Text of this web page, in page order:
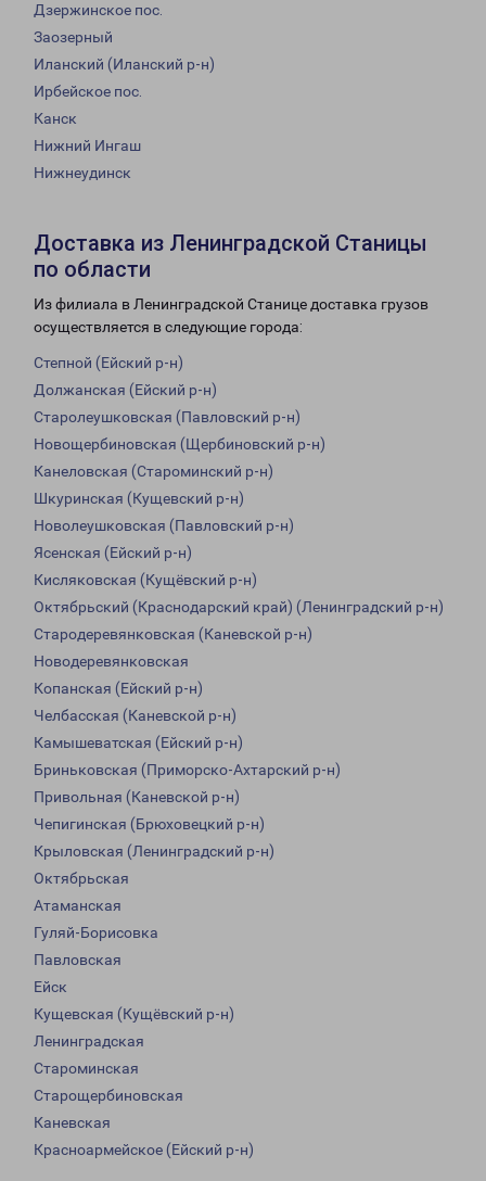
Дзержинское пос.
Заозерный
Иланский (Иланский р-н)
Ирбейское пос.
Канск
Нижний Ингаш
Нижнеудинск
Доставка из Ленинградской Станицы
по области
Из филиала в Ленинградской Станице доставка грузов
осуществляется в следующие города:
Степной (Ейский р-н)
Должанская (Ейский р-н)
Старолеушковская (Павловский р-н)
Новощербиновская (Щербиновский р-н)
Канеловская (Староминский р-н)
Шкуринская (Кущевский р-н)
Новолеушковская (Павловский р-н)
Ясенская (Ейский р-н)
Кисляковская (Кущёвский р-н)
Октябрьский (Краснодарский край) (Ленинградский р-н)
Стародеревянковская (Каневской р-н)
Новодеревянковская
Копанская (Ейский р-н)
Челбасская (Каневской р-н)
Камышеватская (Ейский р-н)
Бриньковская (Приморско-Ахтарский р-н)
Привольная (Каневской р-н)
Чепигинская (Брюховецкий р-н)
Крыловская (Ленинградский р-н)
Октябрьская
Атаманская
Гуляй-Борисовка
Павловская
Ейск
Кущевская (Кущёвский р-н)
Ленинградская
Староминская
Старощербиновская
Каневская
Красноармейское (Ейский р-н)